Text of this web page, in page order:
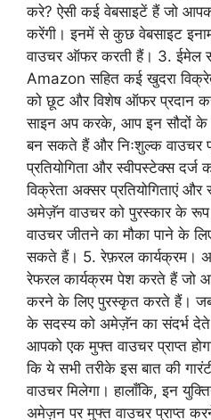
करे? ऐसी कई वेबसाइटें हैं जो
करेंगी। इनमें से कुछ वेबसाइट
वाउचर ऑफर करती हैं। 3. ईमेल
Amazon सहित कई खुदरा
को छूट और विशेष ऑफर प्रदान
साइन अप करके, आप इन सौदों के
बन सकते हैं और निःशुल्क वाउचर
प्रतियोगिता और स्वीपस्टेक्स
विक्रेता अक्सर प्रतियोगिताएं
अमेज़ॅन वाउचर को पुरस्कार के
वाउचर जीतने का मौका पाने के
सकते हैं। 5. रेफ़रल कार्यक्रम।
रेफरल कार्यक्रम पेश करते हैं जो
करने के लिए पुरस्कृत करते हैं। जब
के सदस्य को अमेज़ॅन का संदर्भ देते
आपको एक मुफ्त वाउचर प्राप्त
कि ये सभी तरीके इस बात की
वाउचर मिलेगा। हालाँकि, इन
अमेज़न पर मुफ्त वाउचर प्राप्त